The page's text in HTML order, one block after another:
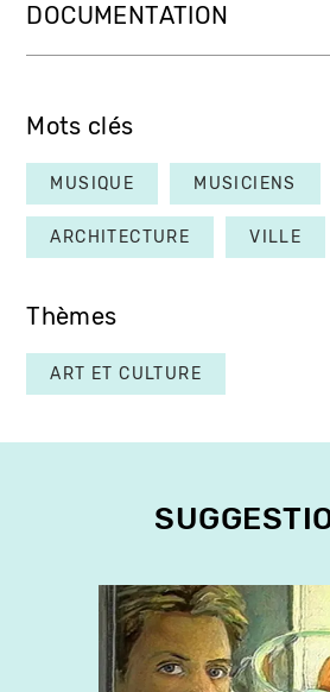
DOCUMENTATION
Mots clés
MUSIQUE MUSICIENS
ARCHITECTURE VILLE
Thèmes
ART ET CULTURE